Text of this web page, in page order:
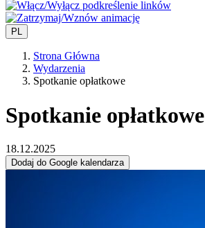
PL
Strona Główna
Wydarzenia
Spotkanie opłatkowe
Spotkanie opłatkowe
18.12.2025
Dodaj do Google kalendarza